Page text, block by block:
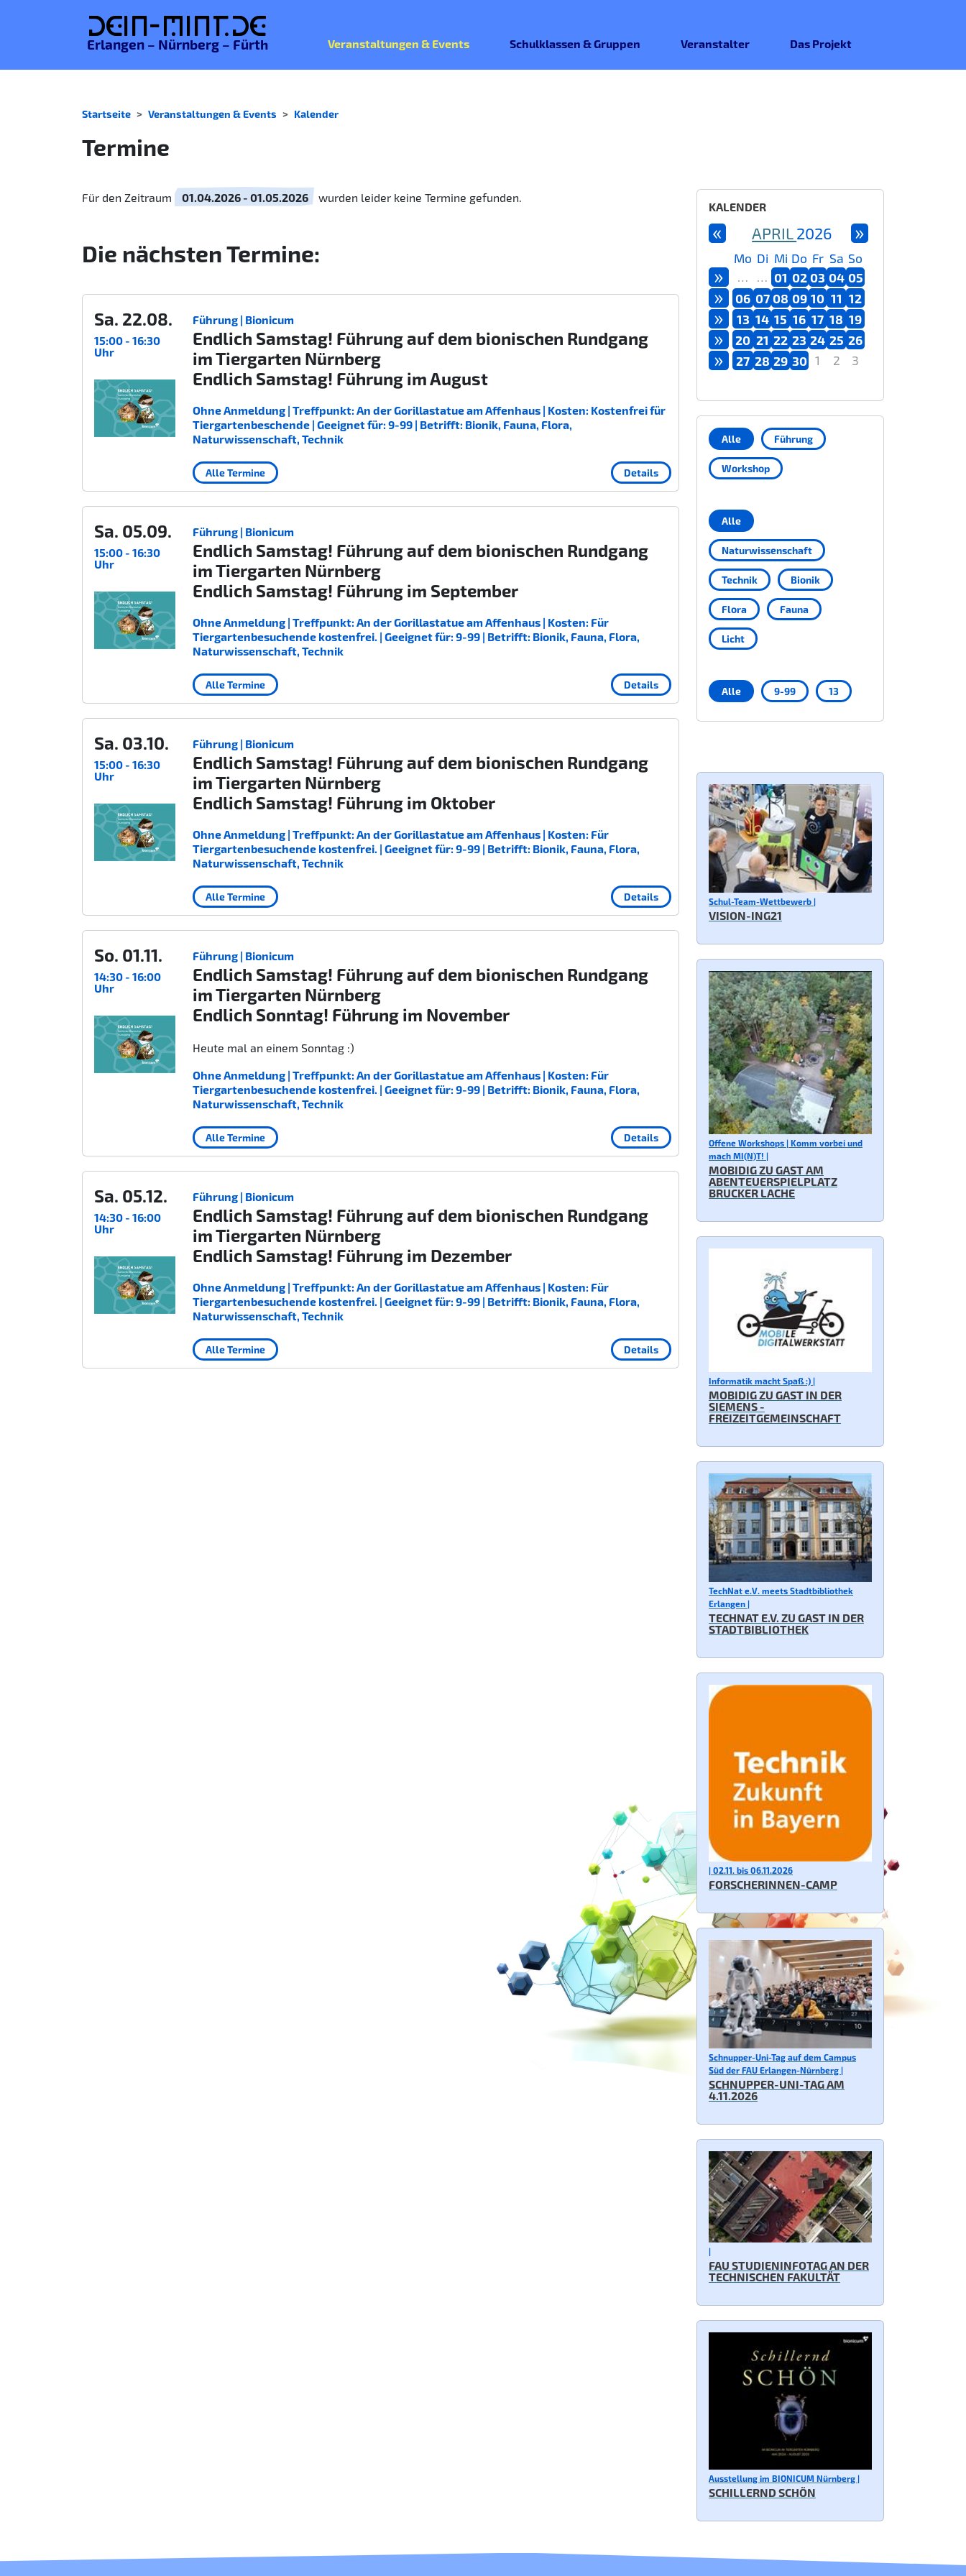
Dein-MINT.de
Erlangen – Nürnberg – Fürth Veranstaltungen & Events Schulklassen & Gruppen Veranstalter Das Projekt
Startseite Veranstaltungen & Events Kalender
Termine
Für den Zeitraum 01.04.2026 - 01.05.2026 wurden leider keine Termine gefunden.
Die nächsten Termine:
Sa. 22.08.
15:00 - 16:30
Uhr
Führung | Bionicum
Endlich Samstag! Führung auf dem bionischen Rundgang
im Tiergarten Nürnberg
Endlich Samstag! Führung im August
Ohne Anmeldung | Treffpunkt: An der Gorillastatue am Affenhaus | Kosten: Kostenfrei für
Tiergartenbeschende | Geeignet für: 9-99 | Betrifft: Bionik, Fauna, Flora,
Naturwissenschaft, Technik
Details
Alle Termine
Sa. 05.09.
15:00 - 16:30
Uhr
Führung | Bionicum
Endlich Samstag! Führung auf dem bionischen Rundgang
im Tiergarten Nürnberg
Endlich Samstag! Führung im September
Ohne Anmeldung | Treffpunkt: An der Gorillastatue am Affenhaus | Kosten: Für
Tiergartenbesuchende kostenfrei. | Geeignet für: 9-99 | Betrifft: Bionik, Fauna, Flora,
Naturwissenschaft, Technik
Details
Alle Termine
Sa. 03.10.
15:00 - 16:30
Uhr
Führung | Bionicum
Endlich Samstag! Führung auf dem bionischen Rundgang
im Tiergarten Nürnberg
Endlich Samstag! Führung im Oktober
Ohne Anmeldung | Treffpunkt: An der Gorillastatue am Affenhaus | Kosten: Für
Tiergartenbesuchende kostenfrei. | Geeignet für: 9-99 | Betrifft: Bionik, Fauna, Flora,
Naturwissenschaft, Technik
Details
Alle Termine
So. 01.11.
14:30 - 16:00
Uhr
Führung | Bionicum
Endlich Samstag! Führung auf dem bionischen Rundgang
im Tiergarten Nürnberg
Endlich Sonntag! Führung im November
Heute mal an einem Sonntag :)
Ohne Anmeldung | Treffpunkt: An der Gorillastatue am Affenhaus | Kosten: Für
Tiergartenbesuchende kostenfrei. | Geeignet für: 9-99 | Betrifft: Bionik, Fauna, Flora,
Naturwissenschaft, Technik
Details
Alle Termine
Sa. 05.12.
14:30 - 16:00
Uhr
Führung | Bionicum
Endlich Samstag! Führung auf dem bionischen Rundgang
im Tiergarten Nürnberg
Endlich Samstag! Führung im Dezember
Ohne Anmeldung | Treffpunkt: An der Gorillastatue am Affenhaus | Kosten: Für
Tiergartenbesuchende kostenfrei. | Geeignet für: 9-99 | Betrifft: Bionik, Fauna, Flora,
Naturwissenschaft, Technik
Details
Alle Termine
KALENDER
»
« APRIL 2026
Mo Di Mi Do Fr Sa So
» … … 01 02 03 04 05
» 06 07 08 09 10 11 12
» 13 14 15 16 17 18 19
» 20 21 22 23 24 25 26
» 27 28 29 30 1 2 3
Alle Führung
Workshop
Alle
Naturwissenschaft
Technik Bionik
Flora Fauna
Licht
Alle 9-99 13
Schul-Team-Wettbewerb |
VISION-ING21
Offene Workshops | Komm vorbei und
mach MI(N)T! |
MOBIDIG ZU GAST AM
ABENTEUERSPIELPLATZ
BRUCKER LACHE
Informatik macht Spaß :) |
MOBIDIG ZU GAST IN DER
SIEMENS -
FREIZEITGEMEINSCHAFT
TechNat e.V. meets Stadtbibliothek
Erlangen |
TECHNAT E.V. ZU GAST IN DER
STADTBIBLIOTHEK
| 02.11. bis 06.11.2026
FORSCHERINNEN-CAMP
Schnupper-Uni-Tag auf dem Campus
Süd der FAU Erlangen-Nürnberg |
SCHNUPPER-UNI-TAG AM
4.11.2026
|
FAU STUDIENINFOTAG AN DER
TECHNISCHEN FAKULTÄT
Ausstellung im BIONICUM Nürnberg |
SCHILLERND SCHÖN